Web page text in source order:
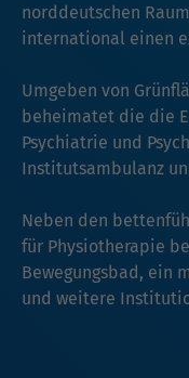
norddeutschen
international einen
Umgeben von
beheimatet die die
Psychiatrie und
Institutsambulanz
Neben den
für Physiotherapie
Bewegungsbad, ein
und weitere